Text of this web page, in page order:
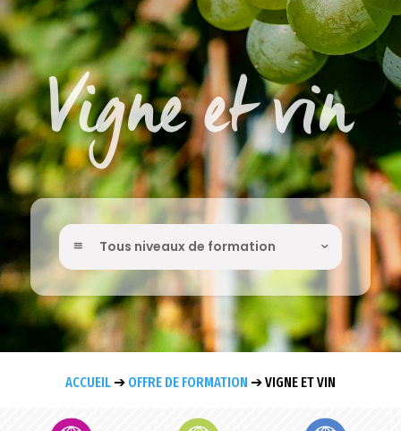
Vigne et vin
Tous niveaux de formation
ACCUEIL➔ OFFRE DE FORMATION ➔VIGNE ET VIN